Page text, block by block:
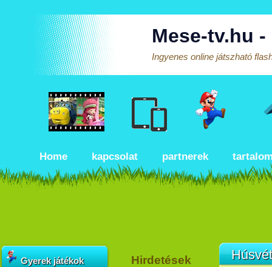
Mese-tv.hu
Ingyenes online játszható
Home kapcsolat partnerek
Gyerek játékok Hirdetések